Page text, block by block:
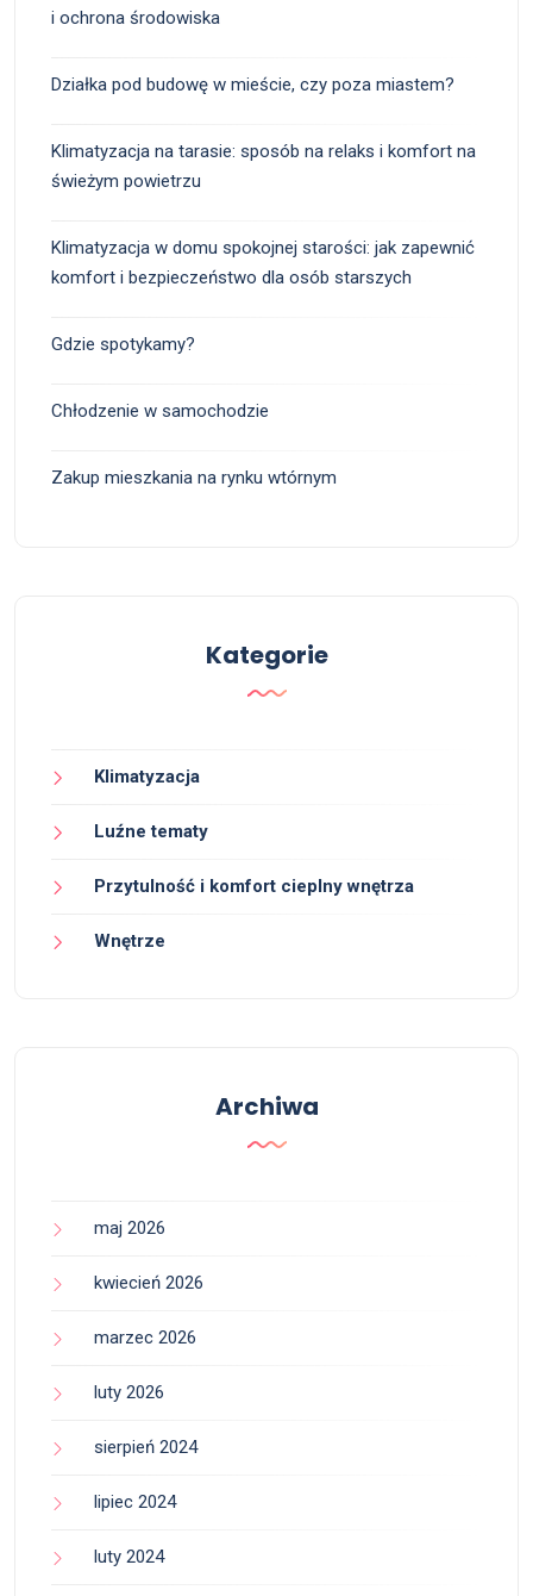
i ochrona środowiska
Działka pod budowę w mieście, czy poza miastem?
Klimatyzacja na tarasie: sposób na relaks i komfort na
świeżym powietrzu
Klimatyzacja w domu spokojnej starości: jak zapewnić
komfort i bezpieczeństwo dla osób starszych
Gdzie spotykamy?
Chłodzenie w samochodzie
Zakup mieszkania na rynku wtórnym
Kategorie
Klimatyzacja
Luźne tematy
Przytulność i komfort cieplny wnętrza
Wnętrze
Archiwa
maj 2026
kwiecień 2026
marzec 2026
luty 2026
sierpień 2024
lipiec 2024
luty 2024